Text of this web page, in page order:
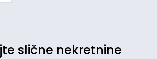
slične nekretnine